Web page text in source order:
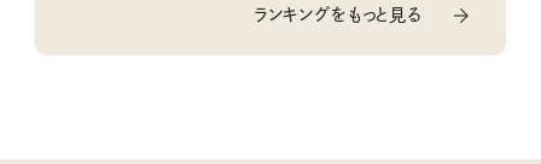
ランキングをもっと見る